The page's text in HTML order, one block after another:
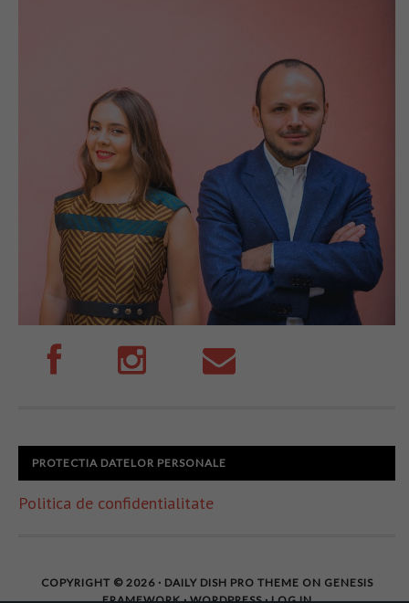
PROTECTIA DATELOR PERSONALE
Politica de confidentialitate
COPYRIGHT © 2026 · DAILY DISH PRO THEME ON GENESIS
FRAMEWORK·WORDPRESS·LOG IN